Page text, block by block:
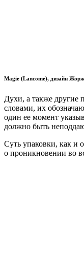
Magie (Lancome), дизайн
Духи, а также другие
словами, их
один ее момент
должно быть
Суть упаковки, как и
о проникновении во